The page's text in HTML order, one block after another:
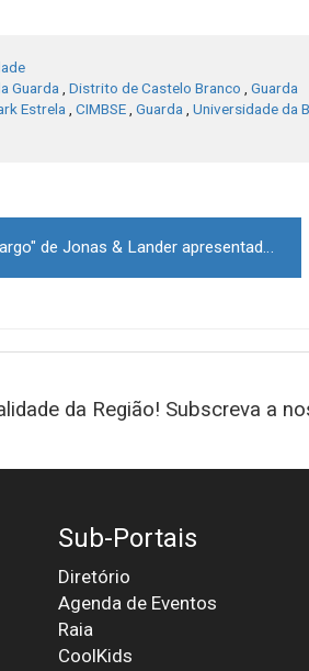
Guarda Distrito de Castelo Branco
Guarda
Estrela CIMBSE Guarda
Universidade da
Espetáculo "Lento & Largo" de Jonas & Lander apresentado na Guarda
da Região! Subscreva a
Sub-Portais
Diretório
Agenda de Eventos
Raia
CoolKids